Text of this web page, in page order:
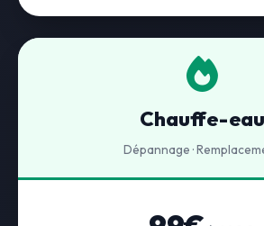
Chauffe-eau
Dépannage ·